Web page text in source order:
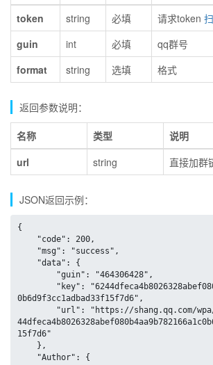
token
string 必填 请求token
guin
int 必填
qq群号
format
string 选填 格式
返回参数说明：
名称 类型
说明
url
string 直接加群
JSON返回示例：
{
0b6d9f3cc1adbad33f15f7d6",
15f7d6"